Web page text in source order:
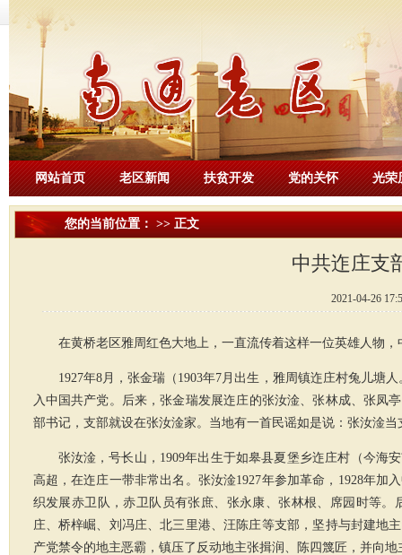
网站首页 老区新闻 扶贫开发 党的关怀 光荣
您的当前位置： >> 正文
中共迮庄
2021-04-26
在黄桥老区雅周红色大地上，一直流传着这样一位英雄人物
1927年8月，张金瑞（1903年7月出生，雅周镇迮庄村兔儿塘
入中国共产党。后来，张金瑞发展迮庄的张汝淦、张林成、张凤
部书记，支部就设在张汝淦家。当地有一首民谣如是说：张汝淦
张汝淦，号长山，1909年出生于如皋县夏堡乡迮庄村（今海
高超，在迮庄一带非常出名。张汝淦1927年参加革命，1928年
织发展赤卫队，赤卫队员有张庶、张永康、张林根、席园时等
庄、桥梓崛、刘冯庄、北三里港、汪陈庄等支部，坚持与封建地
产党禁令的地主恶霸，镇压了反动地主张揖润、陈四篾匠，并向